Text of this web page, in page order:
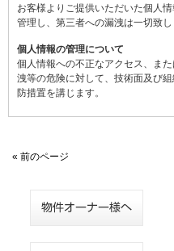
お客様よりご提供いただいた個人
管理し、第三者への漏洩は一切致し
個人情報の管理について
個人情報への不正なアクセス、ま
洩等の危険に対して、技術面及び
防措置を講じます。
« 前のページ